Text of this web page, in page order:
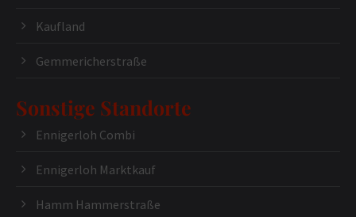
Kaufland
Gemmericherstraße
Sonstige Standorte
Ennigerloh Combi
Ennigerloh Marktkauf
Hamm Hammerstraße